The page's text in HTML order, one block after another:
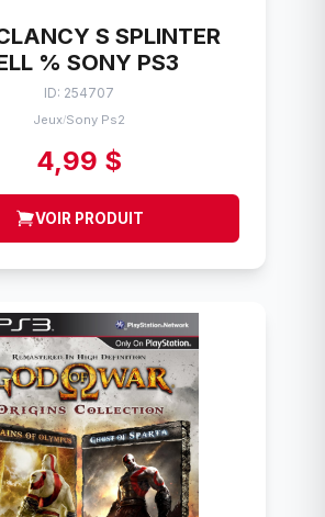
S SPLINTER
% SONY PS3
ID: 254707
Jeux/Sony Ps2
4,99 $
VOIR PRODUIT